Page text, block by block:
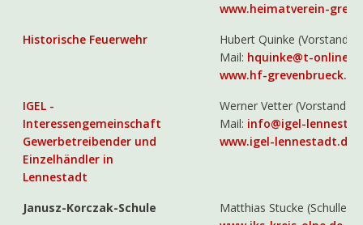
www.heimatverein-
Historische Feuerwehr
Hubert Quinke
Mail: hquinke@t-
www.hf-grevenbrueck.de
IGEL -
Interessengemeinschaft
Gewerbetreibender und
Einzelhändler in
Lennestadt
Werner Vetter (Vorstand)
Mail: info@igel-
www.igel-lennestadt.de
Janusz-Korczak-Schule
Matthias Stucke